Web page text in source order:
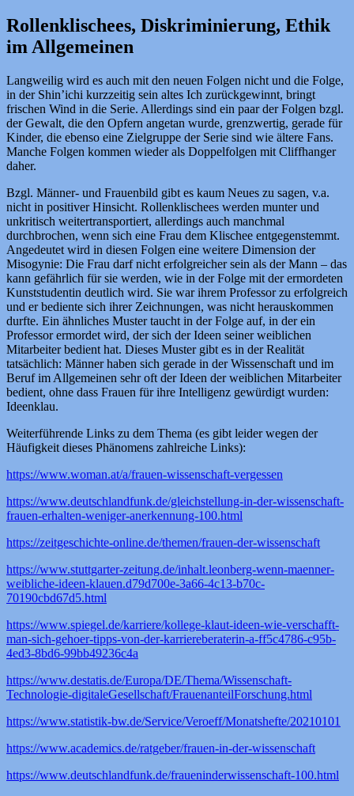
Rollenklischees, Diskriminierung, Ethik
im Allgemeinen
Langweilig wird es auch mit den neuen Folgen nicht und die Folge,
in der Shin’ichi kurzzeitig sein altes Ich zurückgewinnt, bringt
frischen Wind in die Serie. Allerdings sind ein paar der Folgen bzgl.
der Gewalt, die den Opfern angetan wurde, grenzwertig, gerade für
Kinder, die ebenso eine Zielgruppe der Serie sind wie ältere Fans.
Manche Folgen kommen wieder als Doppelfolgen mit Cliffhanger
daher.
Bzgl. Männer- und Frauenbild gibt es kaum Neues zu sagen, v.a.
nicht in positiver Hinsicht. Rollenklischees werden munter und
unkritisch weitertransportiert, allerdings auch manchmal
durchbrochen, wenn sich eine Frau dem Klischee entgegenstemmt.
Angedeutet wird in diesen Folgen eine weitere Dimension der
Misogynie: Die Frau darf nicht erfolgreicher sein als der Mann – das
kann gefährlich für sie werden, wie in der Folge mit der ermordeten
Kunststudentin deutlich wird. Sie war ihrem Professor zu erfolgreich
und er bediente sich ihrer Zeichnungen, was nicht herauskommen
durfte. Ein ähnliches Muster taucht in der Folge auf, in der ein
Professor ermordet wird, der sich der Ideen seiner weiblichen
Mitarbeiter bedient hat. Dieses Muster gibt es in der Realität
tatsächlich: Männer haben sich gerade in der Wissenschaft und im
Beruf im Allgemeinen sehr oft der Ideen der weiblichen Mitarbeiter
bedient, ohne dass Frauen für ihre Intelligenz gewürdigt wurden:
Ideenklau.
Weiterführende Links zu dem Thema (es gibt leider wegen der
Häufigkeit dieses Phänomens zahlreiche Links):
https://www.woman.at/a/frauen-wissenschaft-vergessen
https://www.deutschlandfunk.de/gleichstellung-in-der-wissenschaft-
frauen-erhalten-weniger-anerkennung-100.html
https://zeitgeschichte-online.de/themen/frauen-der-wissenschaft
https://www.stuttgarter-zeitung.de/inhalt.leonberg-wenn-maenner-
weibliche-ideen-klauen.d79d700e-3a66-4c13-b70c-
70190cbd67d5.html
https://www.spiegel.de/karriere/kollege-klaut-ideen-wie-verschafft-
man-sich-gehoer-tipps-von-der-karriereberaterin-a-ff5c4786-c95b-
4ed3-8bd6-99bb49236c4a
https://www.destatis.de/Europa/DE/Thema/Wissenschaft-
Technologie-digitaleGesellschaft/FrauenanteilForschung.html
https://www.statistik-bw.de/Service/Veroeff/Monatshefte/20210101
https://www.academics.de/ratgeber/frauen-in-der-wissenschaft
https://www.deutschlandfunk.de/fraueninderwissenschaft-100.html